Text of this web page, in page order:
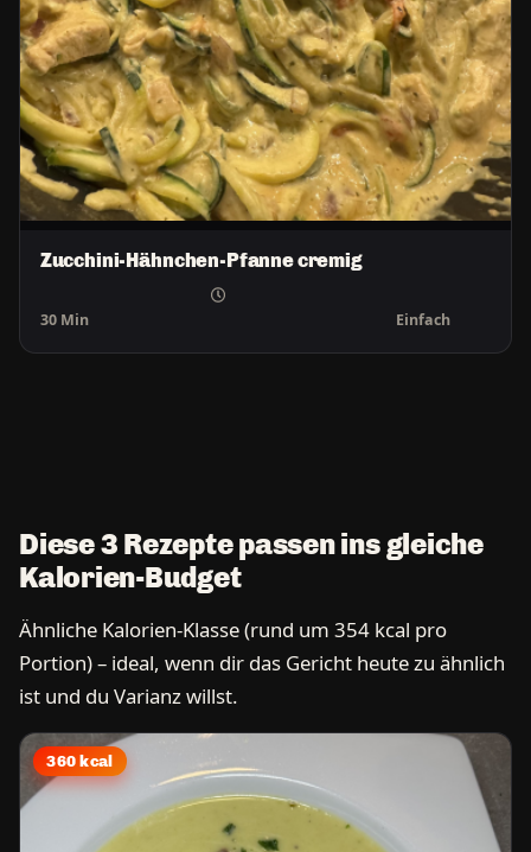
Zucchini-Hähnchen-Pfanne cremig
30 Min Einfach
Diese 3 Rezepte passen ins gleiche
Kalorien-Budget
Ähnliche Kalorien-Klasse (rund um 354 kcal pro
Portion) – ideal, wenn dir das Gericht heute zu ähnlich
ist und du Varianz willst.
360 kcal